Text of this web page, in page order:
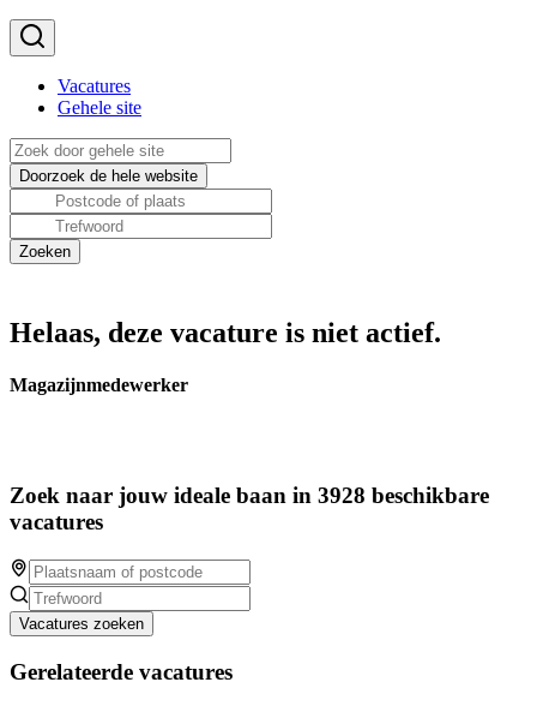
Vacatures
Gehele site
Helaas, deze vacature is niet actief.
Magazijnmedewerker
Zoek naar jouw ideale baan in 3928 beschikbare
vacatures
Vacatures zoeken
Gerelateerde vacatures